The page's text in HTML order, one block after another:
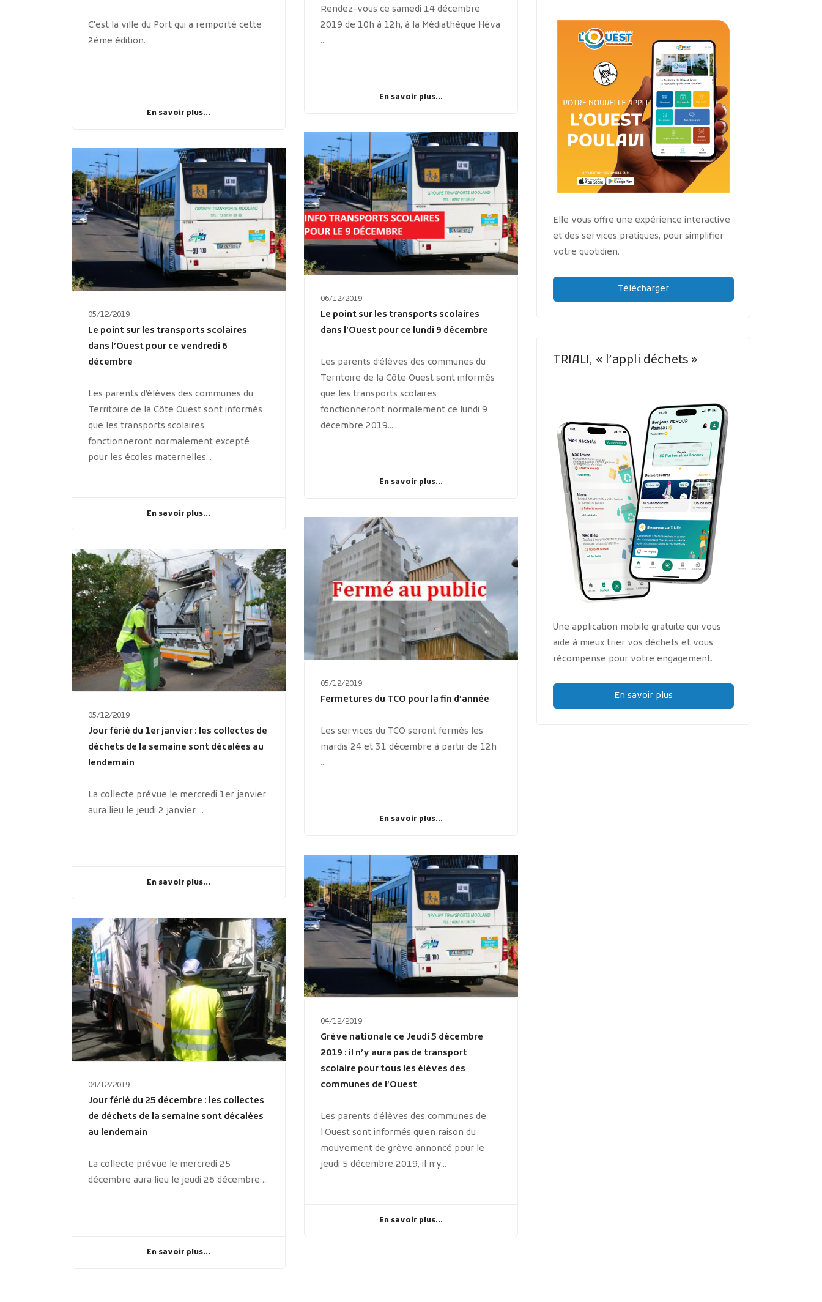
Rendez-vous ce samedi 14 décembre
2019 de 10h à 12h, à la Médiathèque Héva
...
En savoir plus...
C'est la ville du Port qui a remporté cette
2ème édition.
En savoir plus...
06/12/2019
Le point sur les transports scolaires
dans l’Ouest pour ce lundi 9 décembre
Les parents d’élèves des communes du
Territoire de la Côte Ouest sont informés
que les transports scolaires
fonctionneront normalement ce lundi 9
décembre 2019...
En savoir plus...
05/12/2019
Le point sur les transports scolaires
dans l’Ouest pour ce vendredi 6
décembre
Les parents d’élèves des communes du
Territoire de la Côte Ouest sont informés
que les transports scolaires
fonctionneront normalement excepté
pour les écoles maternelles...
En savoir plus...
05/12/2019
Fermetures du TCO pour la fin d’année
Les services du TCO seront fermés les
mardis 24 et 31 décembre à partir de 12h
...
En savoir plus...
05/12/2019
Jour férié du 1er janvier : les collectes de
déchets de la semaine sont décalées au
lendemain
La collecte prévue le mercredi 1er janvier
aura lieu le jeudi 2 janvier ...
En savoir plus...
04/12/2019
Grève nationale ce Jeudi 5 décembre
2019 : il n’y aura pas de transport
scolaire pour tous les élèves des
communes de l’Ouest
Les parents d’élèves des communes de
l’Ouest sont informés qu’en raison du
mouvement de grève annoncé pour le
jeudi 5 décembre 2019, il n’y...
En savoir plus...
04/12/2019
Jour férié du 25 décembre : les collectes
de déchets de la semaine sont décalées
au lendemain
La collecte prévue le mercredi 25
décembre aura lieu le jeudi 26 décembre ...
En savoir plus...
Elle vous offre une expérience interactive
et des services pratiques, pour simplifier
votre quotidien.
Télécharger
TRIALI, « l’appli déchets »
Une application mobile gratuite qui vous
aide à mieux trier vos déchets et vous
récompense pour votre engagement.
En savoir plus